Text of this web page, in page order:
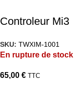
Controleur Mi3
SKU: TWXIM-1001
En rupture de stock
65,00 € TTC